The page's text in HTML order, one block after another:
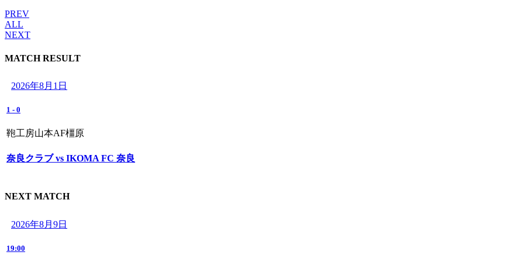
PREV
ALL
NEXT
MATCH RESULT
2026年8月1日
1 - 0
鞄工房山本AF橿原
奈良クラブ vs IKOMA FC 奈良
NEXT MATCH
2026年8月9日
19:00